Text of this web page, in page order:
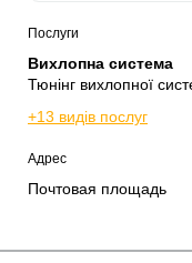
Послуги
Вихлопна система
Тюнінг вихлопної
+13 видів послуг
Адрес
Почтовая площадь